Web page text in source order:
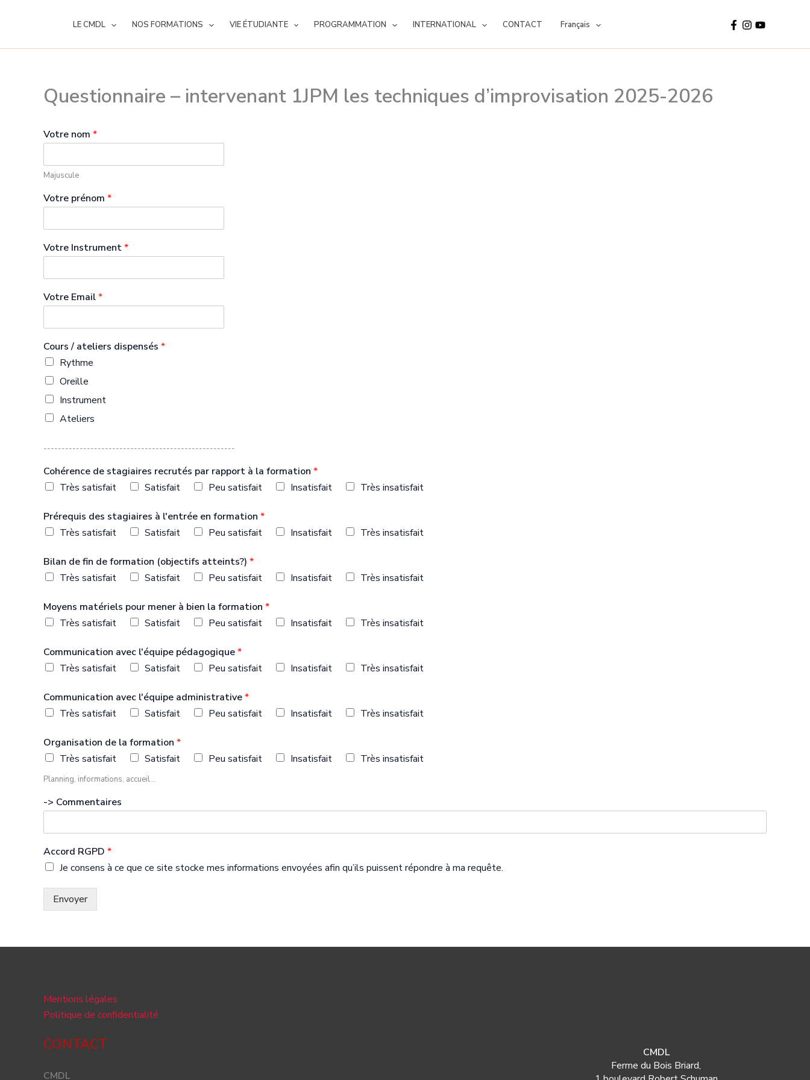
LE CMDL NOS FORMATIONS VIE ÉTUDIANTE PROGRAMMATION INTERNATIONAL CONTACT Français
Questionnaire – intervenant 1JPM les techniques d’improvisation 2025-2026
Votre nom *
Majuscule
Votre prénom *
Votre Instrument*
Votre Email*
Cours / ateliers dispensés *
Rythme
Oreille
Instrument
Ateliers
-----------------------------------------------------
Cohérence de stagiaires recrutés par rapport à la formation *
Très satisfait
Satisfait Peu satisfait Insatisfait Très insatisfait
Prérequis des stagiaires à l'entrée en formation *
Très satisfait
Satisfait Peu satisfait Insatisfait Très insatisfait
Bilan de fin de formation (objectifs atteints?) *
Très satisfait
Satisfait Peu satisfait Insatisfait Très insatisfait
Moyens matériels pour mener à bien la formation *
Très satisfait
Satisfait Peu satisfait Insatisfait Très insatisfait
Communication avec l'équipe pédagogique*
Très satisfait
Satisfait Peu satisfait Insatisfait Très insatisfait
Communication avec l'équipe administrative*
Très satisfait
Satisfait Peu satisfait Insatisfait Très insatisfait
Organisation de la formation *
Très satisfait
Satisfait Peu satisfait Insatisfait Très insatisfait
Planning, informations, accueil...
-> Commentaires
Accord RGPD *
Je consens à ce que ce site stocke mes informations envoyées afin qu’ils puissent répondre à ma requête.
Envoyer
Mentions légales
Politique de confidentialité
CONTACT
CMDL
CMDL
Ferme du Bois Briard,